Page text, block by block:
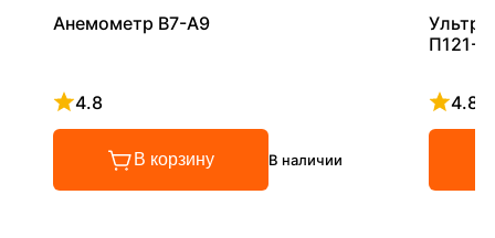
Анемометр В7-А9
4.8
Рейтинг 4.8 из 5
В корзину В наличии
П121-
4.8